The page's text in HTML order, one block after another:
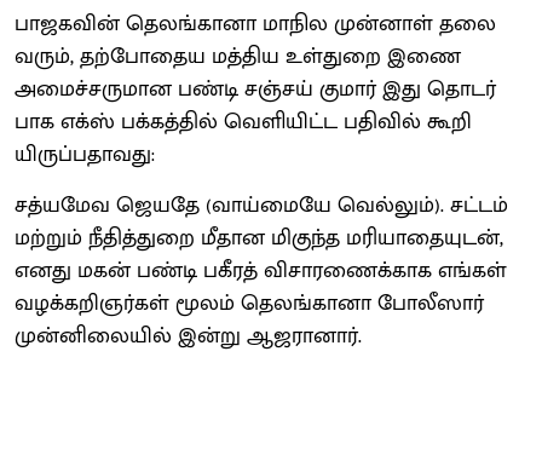
பாஜக​வின் தெலங்​கானா மாநில முன்​னாள் தலை​
வரும், தற்​போதைய மத்​திய உள்​துறை இணை
அமைச்​சரு​மான பண்டி சஞ்சய் குமார் இது தொடர்​
பாக எக்ஸ் பக்​கத்​தில் வெளி​யிட்ட பதிவில் கூறி​
யிருப்​ப​தாவது:
சத்​யமேவ ஜெயதே (வாய்​மையே வெல்​லும்). சட்​டம்
மற்​றும் நீதித்​துறை மீதான மிகுந்த மரியாதையுடன்,
எனது மகன் பண்டி பகீரத் விசா​ரணைக்​காக எங்​கள்
வழக்​கறிஞர்​கள் மூலம் தெலங்​கானா போலீ​ஸார்
முன்னிலை​யில் இன்று ஆஜரா​னார்.